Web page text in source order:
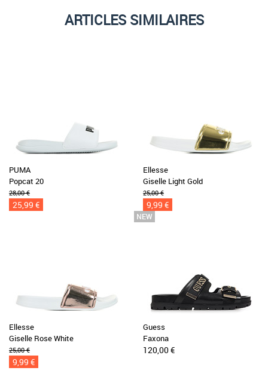
ARTICLES SIMILAIRES
PUMA
Popcat 20
28,00 €
25,99 €
Ellesse
Giselle Light Gold
25,00 €
9,99 €
Ellesse
Giselle Rose White
25,00 €
9,99 €
Guess
Faxona
120,00 €